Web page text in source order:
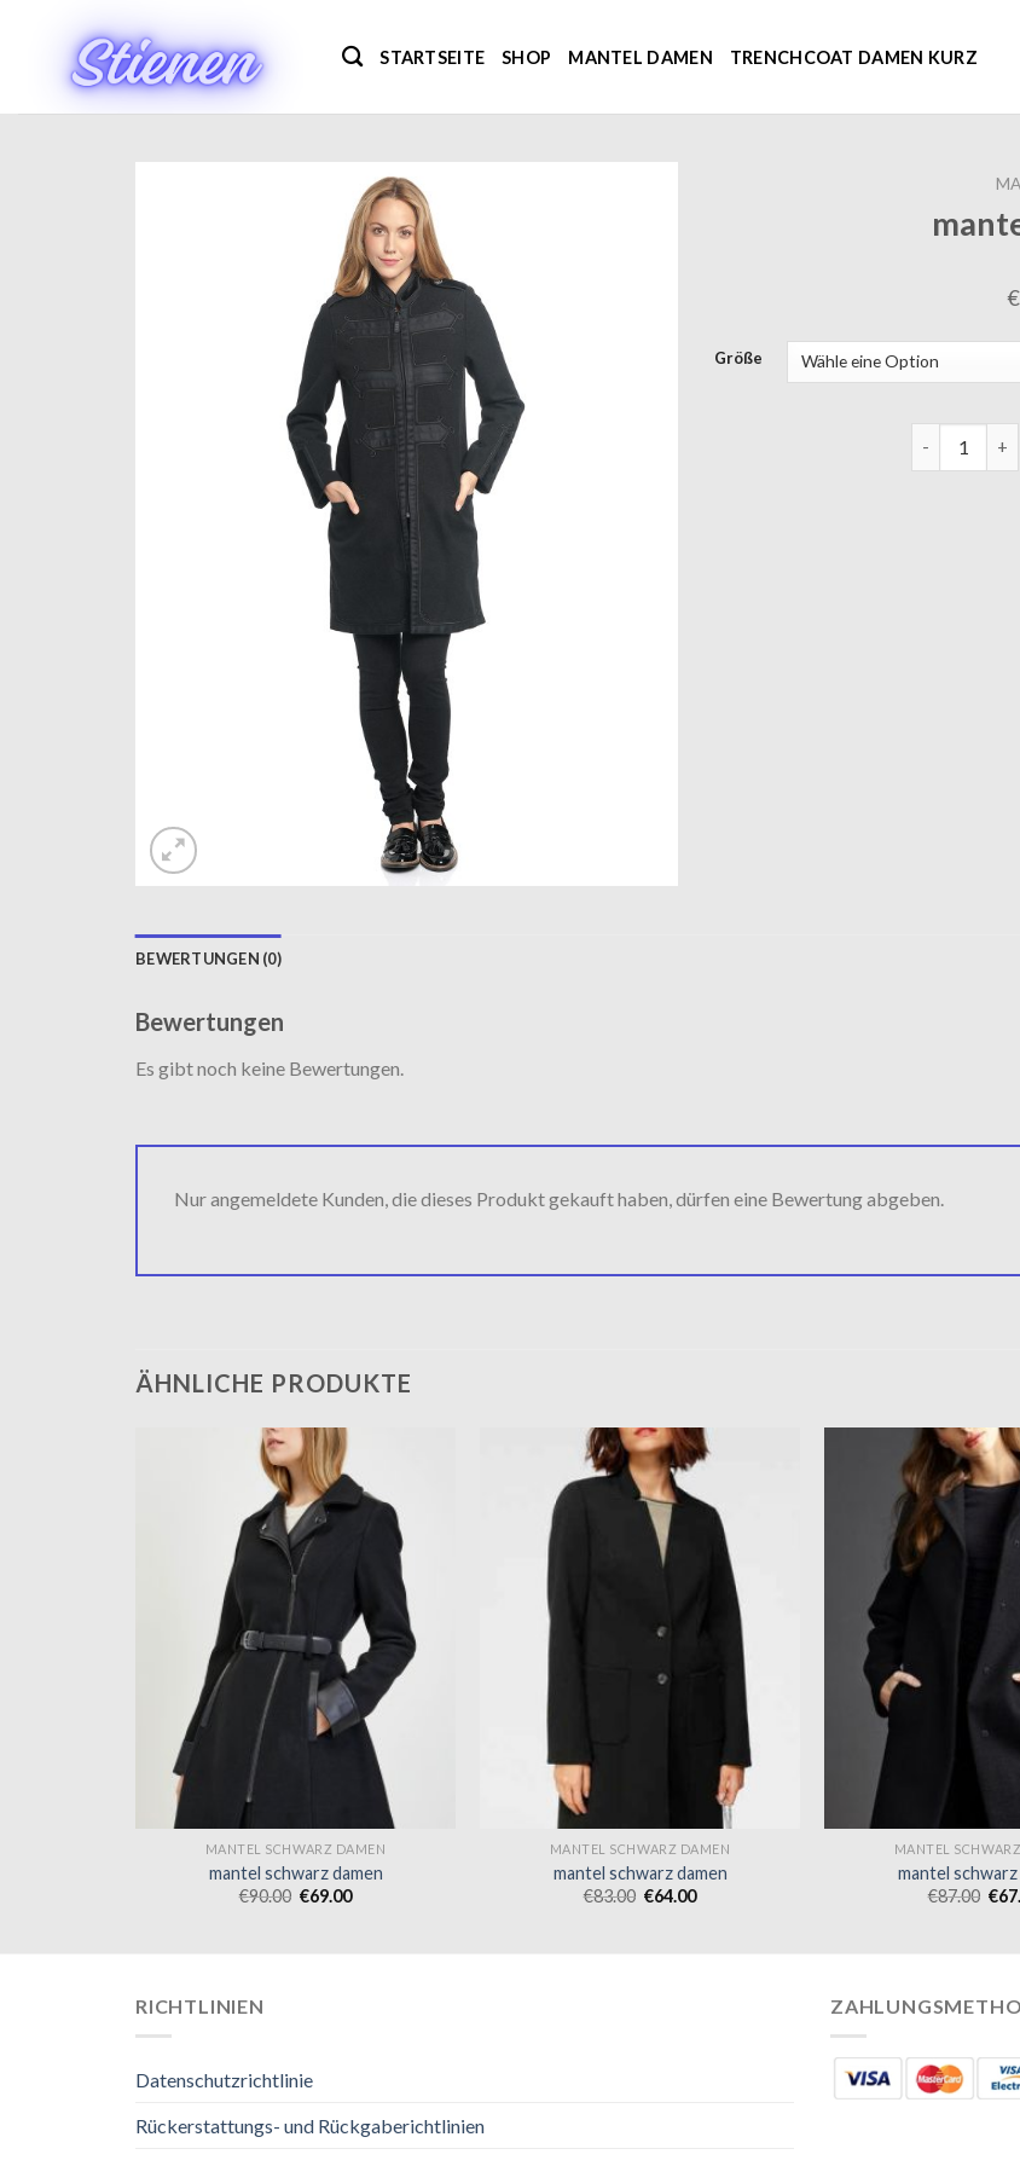
STARTSEITE SHOP MANTEL DAMEN TRENCHCOAT DAMEN KURZ
€
Größe
BEWERTUNGEN (0)
Bewertungen
Es gibt noch keine Bewertungen.
Nur angemeldete Kunden, die dieses Produkt gekauft haben, dürfen eine Bewertung abgeben.
ÄHNLICHE PRODUKTE
MANTEL SCHWARZ DAMEN
mantel schwarz damen
€90.00 €69.00
MANTEL SCHWARZ DAMEN
mantel schwarz damen
€83.00 €64.00
MANTEL
mantel schwarz
€87.00 €
RICHTLINIEN
Datenschutzrichtlinie
Rückerstattungs- und Rückgaberichtlinien